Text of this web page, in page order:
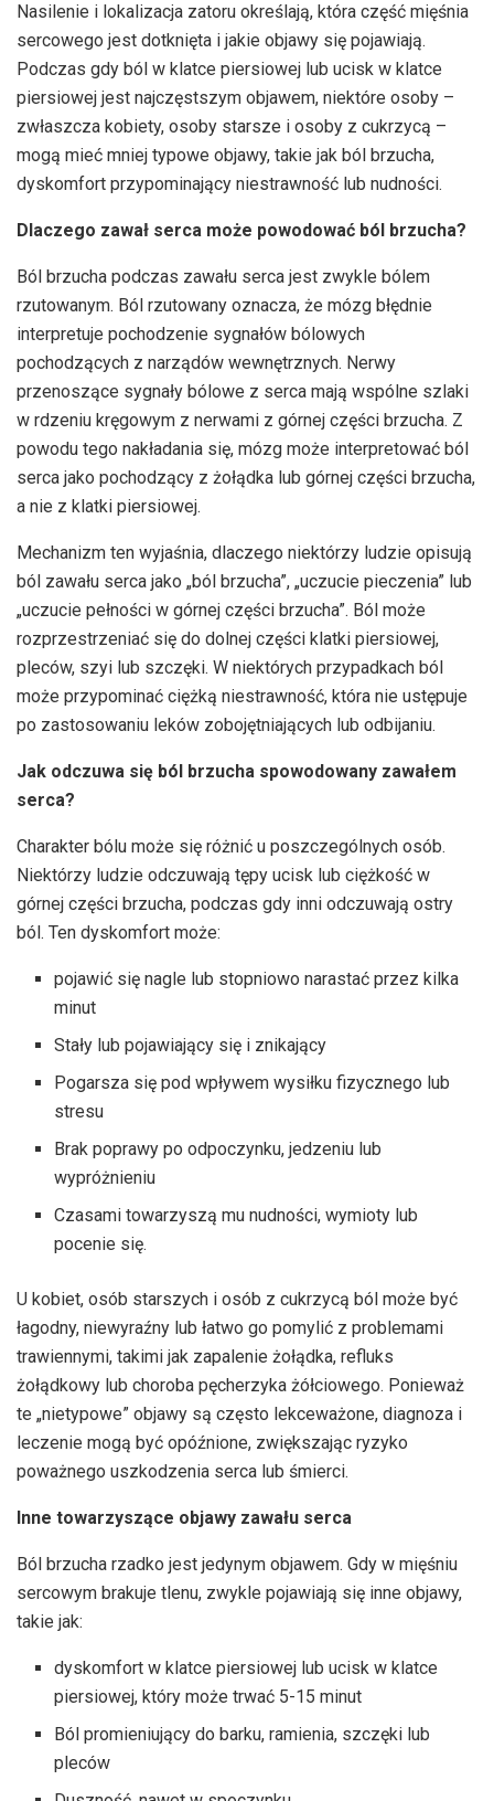
Nasilenie i lokalizacja zatoru określają, która część mięśnia
sercowego jest dotknięta i jakie objawy się pojawiają.
Podczas gdy ból w klatce piersiowej lub ucisk w klatce
piersiowej jest najczęstszym objawem, niektóre osoby –
zwłaszcza kobiety, osoby starsze i osoby z cukrzycą –
mogą mieć mniej typowe objawy, takie jak ból brzucha,
dyskomfort przypominający niestrawność lub nudności.
Dlaczego zawał serca może powodować ból brzucha?
Ból brzucha podczas zawału serca jest zwykle bólem
rzutowanym. Ból rzutowany oznacza, że mózg błędnie
interpretuje pochodzenie sygnałów bólowych
pochodzących z narządów wewnętrznych. Nerwy
przenoszące sygnały bólowe z serca mają wspólne szlaki
w rdzeniu kręgowym z nerwami z górnej części brzucha. Z
powodu tego nakładania się, mózg może interpretować ból
serca jako pochodzący z żołądka lub górnej części brzucha,
a nie z klatki piersiowej.
Mechanizm ten wyjaśnia, dlaczego niektórzy ludzie opisują
ból zawału serca jako „ból brzucha”, „uczucie pieczenia” lub
„uczucie pełności w górnej części brzucha”. Ból może
rozprzestrzeniać się do dolnej części klatki piersiowej,
pleców, szyi lub szczęki. W niektórych przypadkach ból
może przypominać ciężką niestrawność, która nie ustępuje
po zastosowaniu leków zobojętniających lub odbijaniu.
Jak odczuwa się ból brzucha spowodowany zawałem
serca?
Charakter bólu może się różnić u poszczególnych osób.
Niektórzy ludzie odczuwają tępy ucisk lub ciężkość w
górnej części brzucha, podczas gdy inni odczuwają ostry
ból. Ten dyskomfort może:
pojawić się nagle lub stopniowo narastać przez kilka
minut
Stały lub pojawiający się i znikający
Pogarsza się pod wpływem wysiłku fizycznego lub
stresu
Brak poprawy po odpoczynku, jedzeniu lub
wypróżnieniu
Czasami towarzyszą mu nudności, wymioty lub
pocenie się.
U kobiet, osób starszych i osób z cukrzycą ból może być
łagodny, niewyraźny lub łatwo go pomylić z problemami
trawiennymi, takimi jak zapalenie żołądka, refluks
żołądkowy lub choroba pęcherzyka żółciowego. Ponieważ
te „nietypowe” objawy są często lekceważone, diagnoza i
leczenie mogą być opóźnione, zwiększając ryzyko
poważnego uszkodzenia serca lub śmierci.
Inne towarzyszące objawy zawału serca
Ból brzucha rzadko jest jedynym objawem. Gdy w mięśniu
sercowym brakuje tlenu, zwykle pojawiają się inne objawy,
takie jak:
dyskomfort w klatce piersiowej lub ucisk w klatce
piersiowej, który może trwać 5-15 minut
Ból promieniujący do barku, ramienia, szczęki lub
pleców